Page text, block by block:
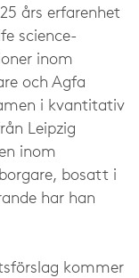
års erfarenhet
science-
inom
och Agfa
i kvantitativ
Leipzig
inom
bosatt i
har han
kommer